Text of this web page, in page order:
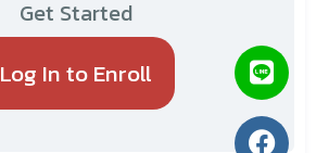
Get Started
Log In to Enroll